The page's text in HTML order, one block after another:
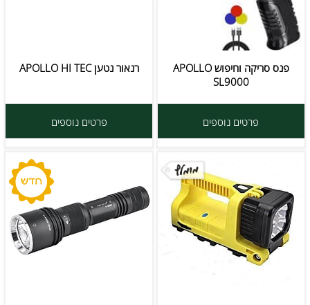
פנס סריקה וחיפוש APOLLO
SL9000
פרטים נוספים
רנאור נטען APOLLO HI TEC
פרטים נוספים